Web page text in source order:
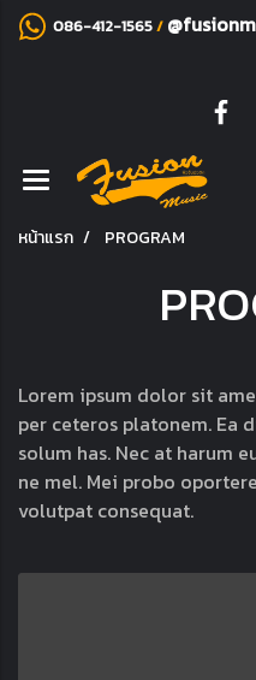
086-412-1565/
หน้าแรก PROGRAM
Lorem ipsum dolor sit
per ceteros platonem. Ea
solum has. Nec at harum
ne mel. Mei probo
volutpat consequat.